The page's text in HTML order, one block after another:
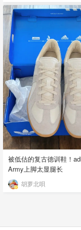
被低估的复古德训鞋！
Army上脚太显腿长
胡萝北唄